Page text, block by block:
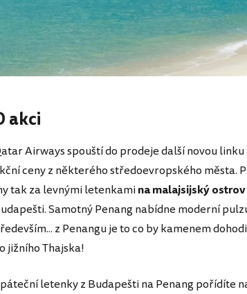
akci
Airways spouští do prodeje další novou
ceny z některého středoevropského města.
tak za levnými letenkamina malajsijský
Samotný Penang nabídne moderní
z Penangu je to co by kamenem
jižního Thajska!
letenky z Budapešti na Penang pořídíte